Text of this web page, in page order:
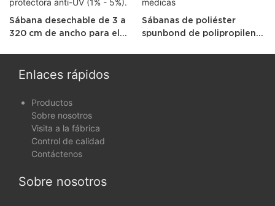
Sábana desechable de 3 a
320 cm de ancho para el
5%).
Sábanas de poliéster
spunbond de polipropileno
Enlaces rápidos
Productos
Sobre nosotros
Visita a la fábrica
Control de calidad
Contáctenos
Sobre nosotros